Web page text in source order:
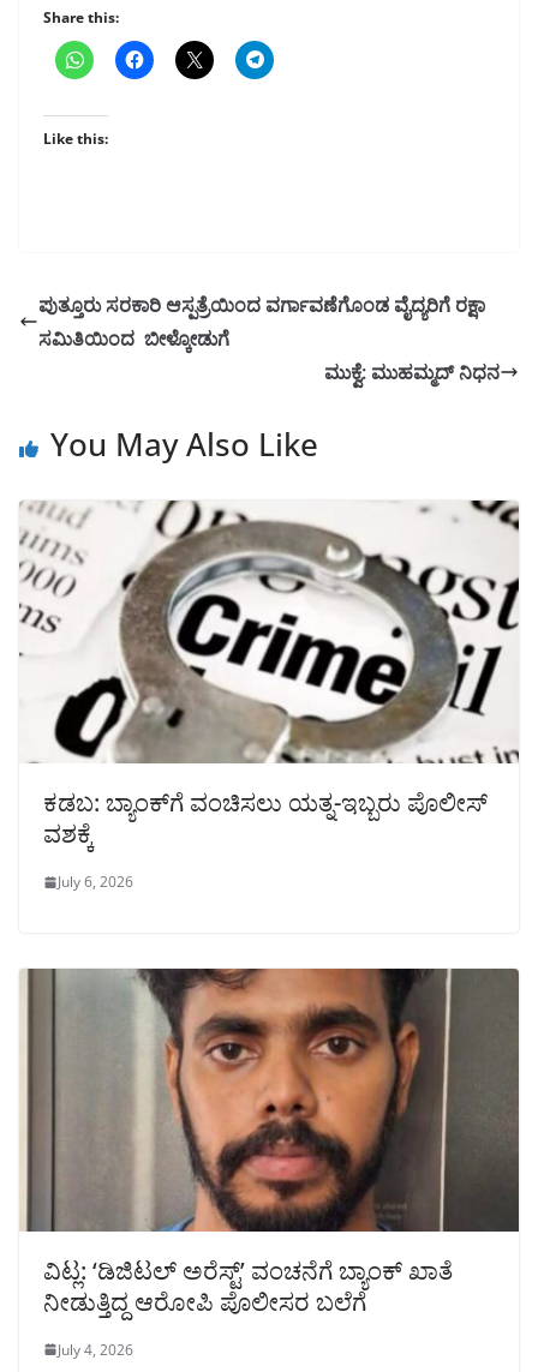
Share this:
Like this:
ಪುತ್ತೂರು ಸರಕಾರಿ ಆಸ್ಪತ್ರೆಯಿಂದ ವರ್ಗಾವಣೆಗೊಂಡ ವೈದ್ಯರಿಗೆ ರಕ್ಷಾ
ಸಮಿತಿಯಿಂದ ಬೀಳ್ಕೋಡುಗೆ
ಮುಕ್ವೆ: ಮುಹಮ್ಮದ್ ನಿಧನ
You May Also Like
ಕಡಬ: ಬ್ಯಾಂಕ್‌ಗೆ ವಂಚಿಸಲು ಯತ್ನ-ಇಬ್ಬರು ಪೊಲೀಸ್
ವಶಕ್ಕೆ
July 6, 2026
ವಿಟ್ಲ: ‘ಡಿಜಿಟಲ್ ಅರೆಸ್ಟ್’ ವಂಚನೆಗೆ ಬ್ಯಾಂಕ್ ಖಾತೆ
ನೀಡುತ್ತಿದ್ದ ಆರೋಪಿ ಪೊಲೀಸರ ಬಲೆಗೆ
July 4, 2026